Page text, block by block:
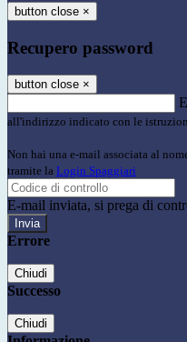
button close ×
Recupero password
button close ×
all'indirizzo indicato con le
Non hai una e-mail associata al
tramite la Login Spaggiari
E-mail inviata, si prega di
Errore
Chiudi
Successo
Chiudi